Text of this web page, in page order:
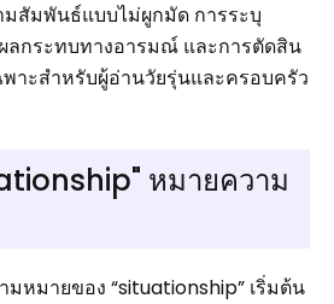
สัมพันธ์แบบไม่ผูกมัด การระบุ
กระทบทางอารมณ์ และการตัดสิน
าะสำหรับผู้อ่านวัยรุ่นและครอบครัว
หมายความ
มหมายของ “situationship” เริ่มต้น